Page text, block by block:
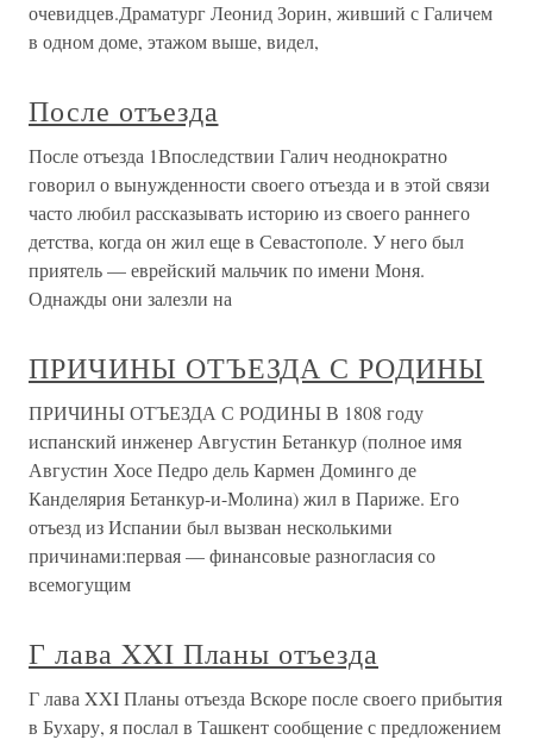
очевидцев.Драматург Леонид Зорин, живший с Галичем
в одном доме, этажом выше, видел,
После отъезда
После отъезда 1Впоследствии Галич неоднократно
говорил о вынужденности своего отъезда и в этой связи
часто любил рассказывать историю из своего раннего
детства, когда он жил еще в Севастополе. У него был
приятель — еврейский мальчик по имени Моня.
Однажды они залезли на
ПРИЧИНЫ ОТЪЕЗДА С РОДИНЫ
ПРИЧИНЫ ОТЪЕЗДА С РОДИНЫ В 1808 году
испанский инженер Августин Бетанкур (полное имя
Августин Хосе Педро дель Кармен Доминго де
Канделярия Бетанкур-и-Молина) жил в Париже. Его
отъезд из Испании был вызван несколькими
причинами:первая — финансовые разногласия со
всемогущим
Г лава XXI Планы отъезда
Г лава XXI Планы отъезда Вскоре после своего прибытия
в Бухару, я послал в Ташкент сообщение с предложением